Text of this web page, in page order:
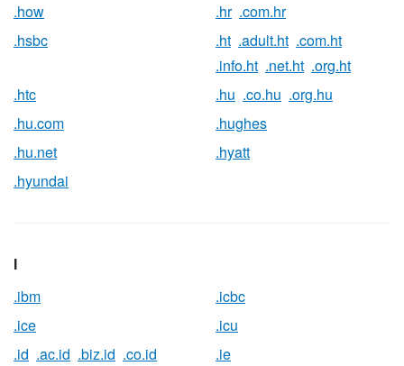
.how
.hr .com.hr
.hsbc
.ht .adult.ht .com.ht
.info.ht .net.ht .org.ht
.htc
.hu .co.hu .org.hu
.hu.com
.hughes
.hu.net
.hyatt
.hyundai
I
.ibm
.icbc
.ice
.icu
.id .ac.id .biz.id .co.id
.ie